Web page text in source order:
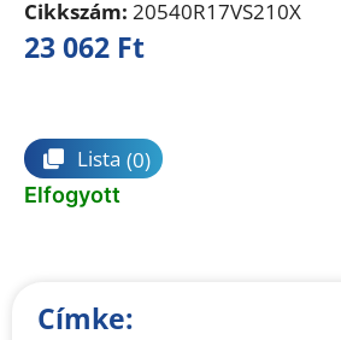
Cikkszám: 20540R17VS210X
23 062 Ft
Lista (0)
Elfogyott
Címke: